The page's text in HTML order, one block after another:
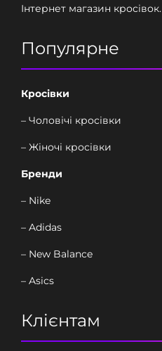
Інтернет магазин кросівок.
Популярне
Кросівки
– Чоловічі кросівки
– Жіночі кросівки
Бренди
– Nike
– Adidas
– New Balance
– Asics
Клієнтам